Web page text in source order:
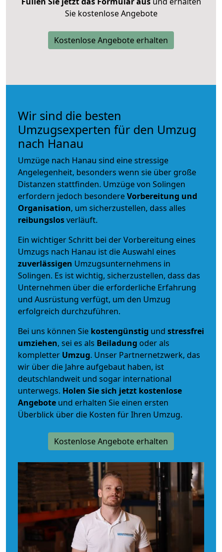
Sie kostenlose Angebote
Kostenlose Angebote erhalten
Wir sind die besten
Umzugsexperten für den Umzug
nach Hanau
Umzüge nach Hanau sind eine stressige
Angelegenheit, besonders wenn sie über große
Distanzen stattfinden. Umzüge von Solingen
erfordern jedoch besondereVorbereitung und
Organisation, um sicherzustellen, dass alles
reibungslosverläuft.
Ein wichtiger Schritt bei der Vorbereitung eines
Umzugs nach Hanau ist die Auswahl eines
zuverlässigen Umzugsunternehmens in
Solingen. Es ist wichtig, sicherzustellen, dass das
Unternehmen über die erforderliche Erfahrung
und Ausrüstung verfügt, um den Umzug
erfolgreich durchzuführen.
Bei uns können Sie kostengünstig und stressfrei
umziehen, sei es als Beiladung oder als
kompletter Umzug. Unser Partnernetzwerk, das
wir über die Jahre aufgebaut haben, ist
deutschlandweit und sogar international
unterwegs. Holen Sie sich jetzt kostenlose
Angebote und erhalten Sie einen ersten
Überblick über die Kosten für Ihren Umzug.
Kostenlose Angebote erhalten